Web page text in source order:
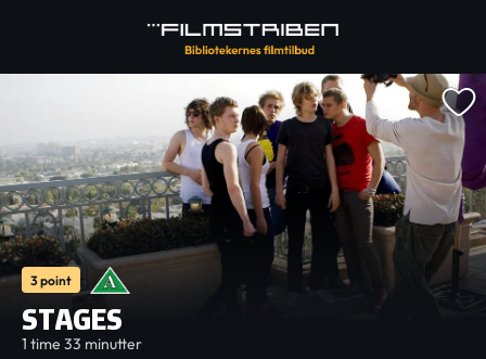
3 point
STAGES
1 time 33 minutter